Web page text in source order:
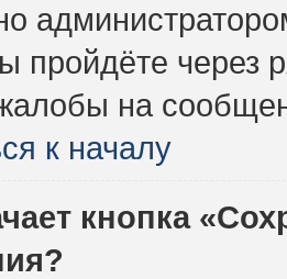
пройдёте
на
к началу
кнопка